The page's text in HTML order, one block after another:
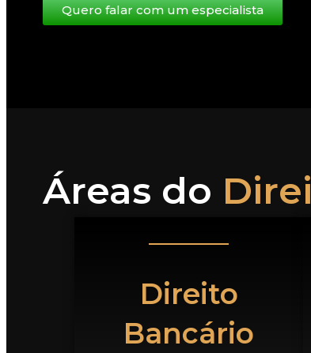
Quero falar com um especialista
Áreas do
Direito
Bancário